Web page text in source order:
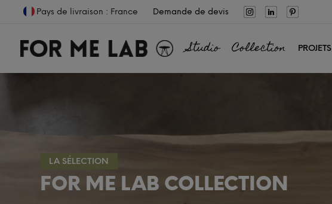
Pays de livraison : France Demande de devis
Studio Collection PROJETS
LA SÉLECTION
FOR ME LAB COLLECTION